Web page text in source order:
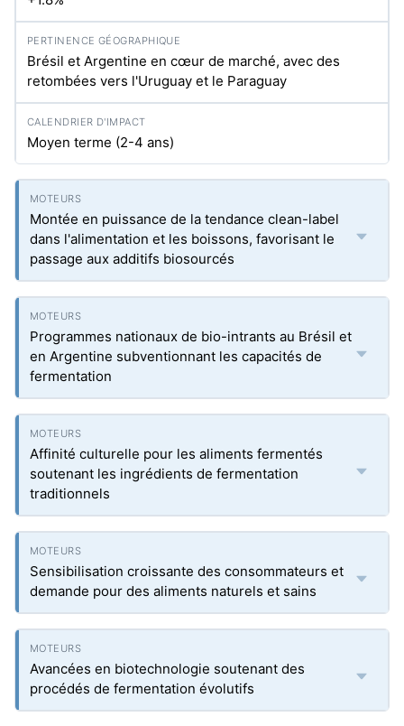
Brésil et Argentine en cœur de marché, avec des
retombées vers l'Uruguay et le Paraguay
Moyen terme (2-4 ans)
Montée en puissance de la tendance clean-label
dans l'alimentation et les boissons, favorisant le
passage aux additifs biosourcés
Programmes nationaux de bio-intrants au Brésil et
en Argentine subventionnant les capacités de
fermentation
Affinité culturelle pour les aliments fermentés
soutenant les ingrédients de fermentation
traditionnels
Sensibilisation croissante des consommateurs et
demande pour des aliments naturels et sains
Avancées en biotechnologie soutenant des
procédés de fermentation évolutifs